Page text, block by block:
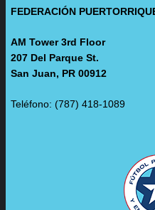
FEDERACIÓN
AM Tower 3rd Floor
207 Del Parque St.
San Juan, PR 00912
Teléfono: (787) 418-1089